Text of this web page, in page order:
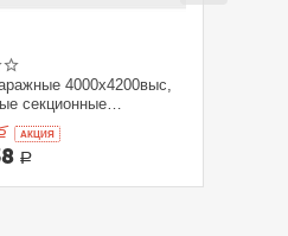
4000x4200выс,
секционные
AКЦИЯ
Р